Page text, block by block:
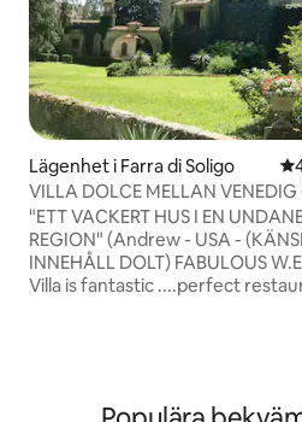
Lägenhet i Farra di Soligo
VILLA DOLCE MELLAN VENEDIG
DOLOMITERNA "PROSECCO-
OMRÅDET"
"ETT VACKERT HUS I EN
REGION" (Andrew - USA -
INNEHÅLL DOLT) FABULOUS
Villa is fantastic ....perfect